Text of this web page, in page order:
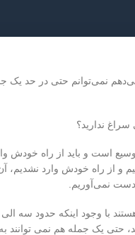
نمی‌توانم حتی در حد یک
ندارید؟
است و باید از راه خودش
و از راه خودش وارد نشدیم،
نمی‌آوریم.
با وجود اینکه حدود سه
حتی یک جمله هم نمی توانند